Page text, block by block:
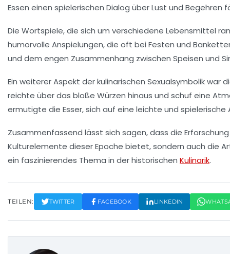
Essen einen spielerischen Dialog über Lust und Begehren
Die Wortspiele, die sich um verschiedene Lebensmittel
humorvolle Anspielungen, die oft bei Festen und
und dem engen Zusammenhang zwischen Speisen und
Ein weiterer Aspekt der kulinarischen Sexualsymbolik war
reichte über das bloße Würzen hinaus und schuf eine
ermutigte die Esser, sich auf eine leichte und spielerische
Zusammenfassend lässt sich sagen, dass die
Kulturelemente dieser Epoche bietet, sondern auch die
ein faszinierendes Thema in der historischen Kulinarik.
TEILEN: TWITTER FACEBOOK LINKEDIN